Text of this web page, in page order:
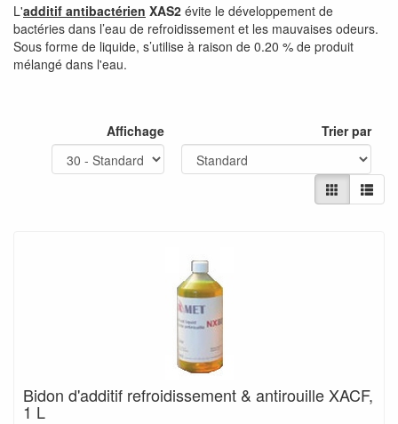
L'additif antibactérien XAS2 évite le développement de
bactéries dans l’eau de refroidissement et les mauvaises odeurs.
Sous forme de liquide, s’utilise à raison de 0.20 % de produit
mélangé dans l'eau.
Affichage Trier par
Bidon d'additif refroidissement & antirouille XACF,
1 L